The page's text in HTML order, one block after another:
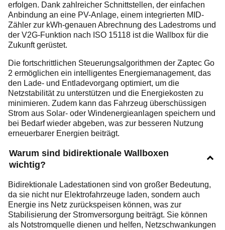
erfolgen. Dank zahlreicher Schnittstellen, der einfachen
Anbindung an eine PV-Anlage, einem integrierten MID-
Zähler zur kWh-genauen Abrechnung des Ladestroms und
der V2G-Funktion nach ISO 15118 ist die Wallbox für die
Zukunft gerüstet.
Die fortschrittlichen Steuerungsalgorithmen der Zaptec Go
2 ermöglichen ein intelligentes Energiemanagement, das
den Lade- und Entladevorgang optimiert, um die
Netzstabilität zu unterstützen und die Energiekosten zu
minimieren. Zudem kann das Fahrzeug überschüssigen
Strom aus Solar- oder Windenergieanlagen speichern und
bei Bedarf wieder abgeben, was zur besseren Nutzung
erneuerbarer Energien beiträgt.
Warum sind bidirektionale Wallboxen
wichtig?
Bidirektionale Ladestationen sind von großer Bedeutung,
da sie nicht nur Elektrofahrzeuge laden, sondern auch
Energie ins Netz zurückspeisen können, was zur
Stabilisierung der Stromversorgung beiträgt. Sie können
als Notstromquelle dienen und helfen, Netzschwankungen